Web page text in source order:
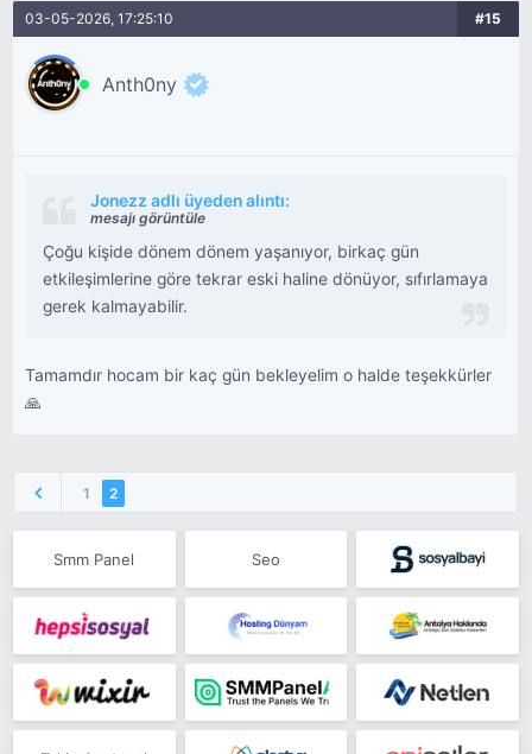
03-05-2026, 17:25:10 #15
Anth0ny
Jonezz adlı üyeden alıntı:
mesajı görüntüle
Çoğu kişide dönem dönem yaşanıyor, birkaç gün
etkileşimlerine göre tekrar eski haline dönüyor, sıfırlamaya
gerek kalmayabilir.
Tamamdır hocam bir kaç gün bekleyelim o halde teşekkürler
🙏
1 2
Smm Panel Seo